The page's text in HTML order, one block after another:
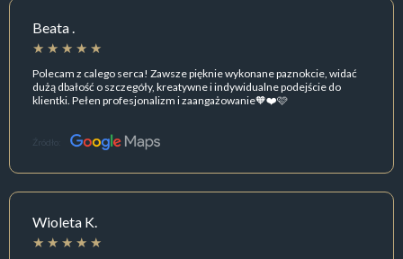
Beata .
Polecam z calego serca! Zawsze pięknie wykonane paznokcie, widać
dużą dbałość o szczegóły, kreatywne i indywidualne podejście do
klientki. Pełen profesjonalizm i zaangażowanie🧡❤️🩷
Źródło:
Wioleta K.